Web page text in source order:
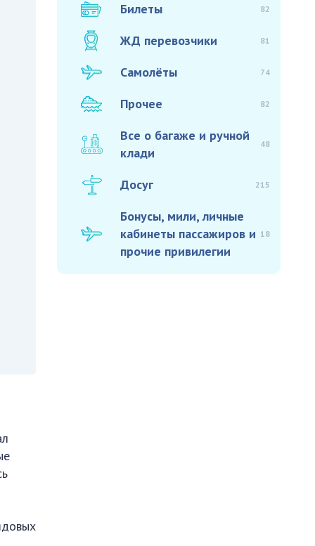
Билеты 82
ЖД перевозчики 81
Самолёты 74
Прочее 82
Все о багаже и ручной
клади
48
Досуг 215
Бонусы, мили, личные
кабинеты пассажиров и
прочие привилегии
18